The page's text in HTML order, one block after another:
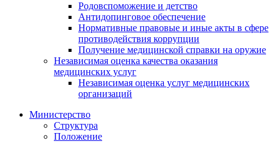
Родовспоможение и детство
Антидопинговое обеспечение
Нормативные правовые и иные акты в сфере
противодействия коррупции
Получение медицинской справки на оружие
Независимая оценка качества оказания
медицинских услуг
Независимая оценка услуг медицинскиx
организаций
Министерство
Структура
Положение